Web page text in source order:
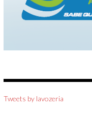
Tweets by lavozeria